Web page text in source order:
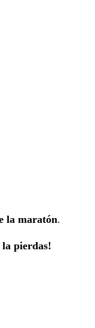
la maratón.
la pierdas!